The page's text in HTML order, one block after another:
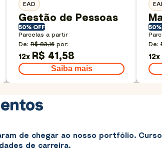
EAD
Gestão de Pessoas
50% OFF
Parcelas a partir
De: R$ 83,16 por:
12x R$ 41,58
Saiba mais
De:
12x
de chegar ao nosso portfólio.
de carreira.